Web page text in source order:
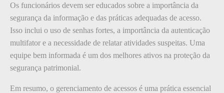
Os funcionários devem ser educados sobre a importância da
segurança da informação e das práticas adequadas de acesso.
Isso inclui o uso de senhas fortes, a importância da autenticação
multifator e a necessidade de relatar atividades suspeitas. Uma
equipe bem informada é um dos melhores ativos na proteção da
segurança patrimonial.
Em resumo, o gerenciamento de acessos é uma prática essencial